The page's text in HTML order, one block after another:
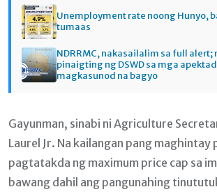
Unemployment rate noong Hunyo,
tumaas
NDRRMC, nakasailalim sa full
pinaigting ng DSWD sa mga
magkasunod na bagyo
Gayunman, sinabi ni Agriculture
Laurel Jr. Na kailangan pang maghintay
pagtatakda ng maximum price cap sa
bawang dahil ang pangunahing